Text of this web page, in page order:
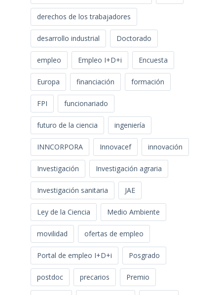
derechos de los trabajadores
desarrollo industrial Doctorado
empleo Empleo I+D+i Encuesta
Europa financiación formación
FPI funcionariado
futuro de la ciencia ingeniería
INNCORPORA Innovacef innovación
Investigación Investigación agraria
Investigación sanitaria JAE
Ley de la Ciencia Medio Ambiente
movilidad ofertas de empleo
Portal de empleo I+D+i Posgrado
postdoc precarios Premio